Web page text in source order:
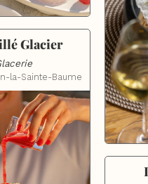
Glacier
la-Sainte-Baume